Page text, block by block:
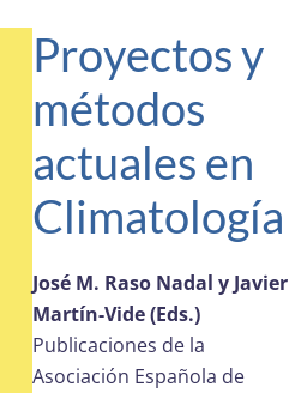
Proyectos y
métodos
actuales en
Climatología
José M. Raso Nadal y Javier
Martín-Vide (Eds.)
Publicaciones de la
Asociación Española de